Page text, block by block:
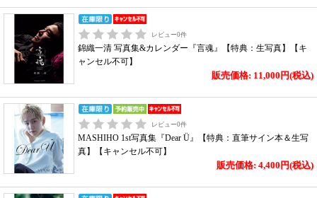
レビュー0件
錦織一清 写真集&カレンダー『言魂』【特典：生写真】【キ
ャンセル不可】
販売価格: 11,000円(税込)
レビュー0件
MASHIHO 1st写真集『Dear Ü』【特典：直筆サイン本＆生写
真】【キャンセル不可】
販売価格: 4,400円(税込)